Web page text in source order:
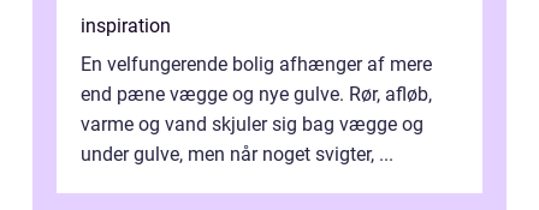
inspiration
En velfungerende bolig afhænger af mere
end pæne vægge og nye gulve. Rør, afløb,
varme og vand skjuler sig bag vægge og
under gulve, men når noget svigter, ...